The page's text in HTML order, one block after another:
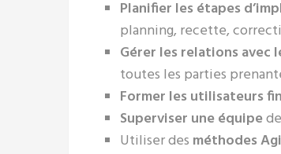
Planifier les étapes
planning, recette,
Gérer les relations avec
toutes les parties
Former les utilisateurs
Superviser une équipe
Utiliser des méthodes